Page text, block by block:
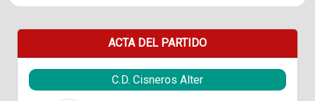
ACTA DEL PARTIDO
C.D. Cisneros Alter